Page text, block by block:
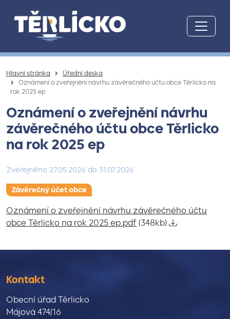
Hlavní stránka
Úřední deska
Oznámení o zveřejnění návrhu závěrečného účtu obce Těrlicko na
rok 2025 ep
Oznámení o zveřejnění návrhu
závěrečného účtu obce Těrlicko
na rok 2025 ep
Zveřejněno 27.05.2026 do 31.07.2026
Závěrečný účet obce
Oznámení o zveřejnění návrhu závěrečného účtu
obce Těrlicko na rok 2025 ep.pdf (348kb)
Kontakt
Obecní úřad Těrlicko
Májová 474/16